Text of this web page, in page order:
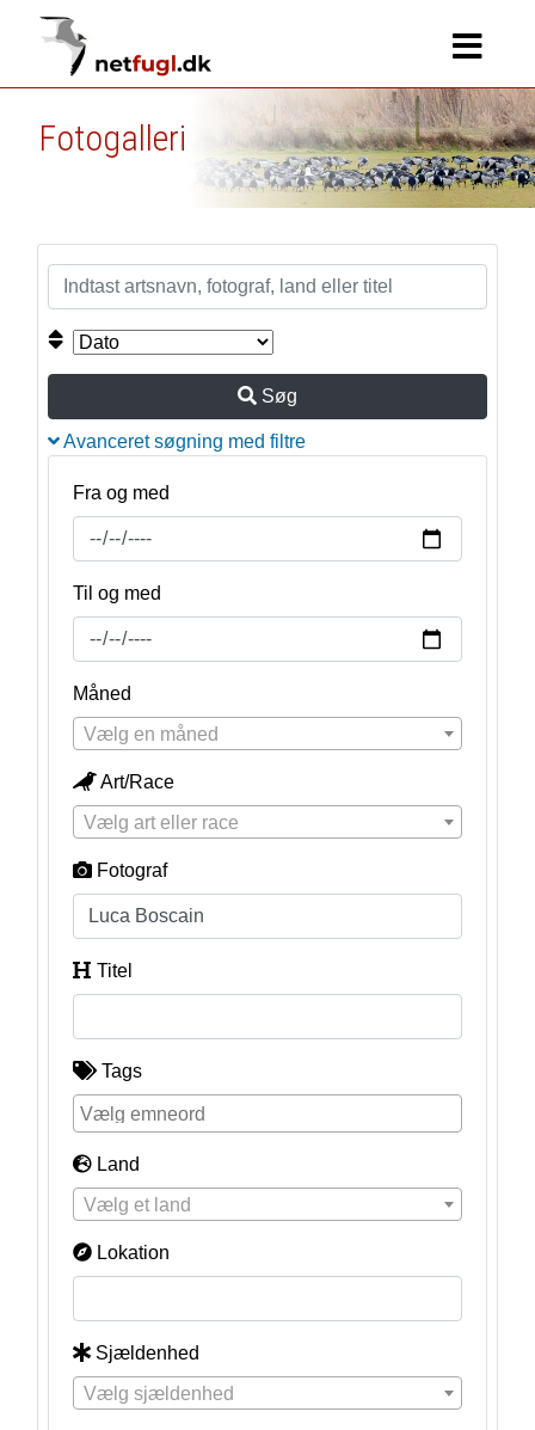
Fotogalleri
Søg
Avanceret søgning med filtre
Fra og med
Til og med
Måned
Vælg en måned
Art/Race
Vælg art eller race
Fotograf
Titel
Tags
Land
Vælg et land
Lokation
Sjældenhed
Vælg sjældenhed